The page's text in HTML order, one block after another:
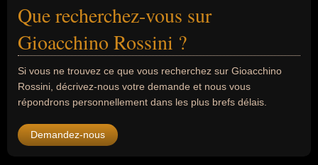
Que recherchez-vous sur
Gioacchino Rossini ?
Si vous ne trouvez ce que vous recherchez sur Gioacchino
Rossini, décrivez-nous votre demande et nous vous
répondrons personnellement dans les plus brefs délais.
Demandez-nous